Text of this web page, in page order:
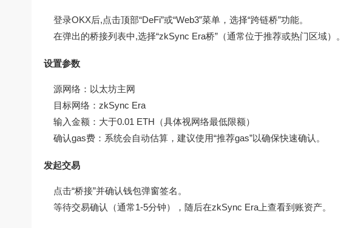
登录OKX后,点击顶部“DeFi”或“Web3”菜单，选择“跨链桥”功能。
在弹出的桥接列表中,选择“zkSync Era桥”（通常位于推荐或热门区域）。
设置参数
源网络：以太坊主网
目标网络：zkSync Era
输入金额：大于0.01 ETH（具体视网络最低限额）
确认gas费：系统会自动估算，建议使用“推荐gas”以确保快速确认。
发起交易
点击“桥接”并确认钱包弹窗签名。
等待交易确认（通常1-5分钟），随后在zkSync Era上查看到账资产。